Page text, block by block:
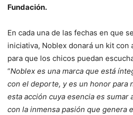
Fundación.
En cada una de las fechas en que
iniciativa, Noblex donará un kit con
para que los chicos puedan
“Noblex es una marca que está
con el deporte, y es un honor para
esta acción cuya esencia es sumar
con la inmensa pasión que genera